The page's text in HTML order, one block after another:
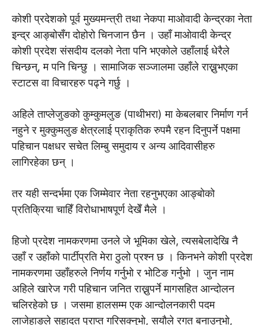
कोशी प्रदेशको पूर्व मुख्यमन्त्री तथा नेकपा माओवादी केन्द्रका नेता
इन्द्र आङ्बोसँग दोहोरो चिनजान छैन । उहाँ माओवादी केन्द्र
कोशी प्रदेश संसदीय दलको नेता पनि भएकोले उहाँलाई धेरैले
चिन्छन्, म पनि चिन्छु । सामाजिक सञ्जालमा उहाँले राख्नुभएका
स्टाटस वा विचारहरु पढ्ने गर्छु ।
अहिले ताप्लेजुङको कुम्कुमलुङ (पाथीभरा) मा केबलबार निर्माण गर्न
नहुने र मुक्कुमलुङ क्षेत्रलाई प्राकृतिक रुपमै रहन दिनुपर्ने पक्षमा
पहिचान पक्षधर सचेत लिम्बु समुदाय र अन्य आदिवासीहरु
लागिरहेका छन् ।
तर यही सन्दर्भमा एक जिम्मेवार नेता रहनुभएका आङ्बोको
प्रतिक्रिया चाहिँ विरोधाभाषपूर्ण देखेँ मैले ।
हिजो प्रदेश नामकरणमा उनले जे भूमिका खेले, त्यसबेलादेखि नै
उहाँ र उहाँको पार्टीप्रति मेरा ठुलो प्रश्न छ । किनभने कोशी प्रदेश
नामकरणमा उहाँहरुले निर्णय गर्नुभो र भोटिङ गर्नुभो । जुन नाम
अहिले खारेज गरी पहिचान जनित राख्नुपर्ने मागसहित आन्दोलन
चलिरहेको छ । जसमा हालसम्म एक आन्दोलनकारी पदम
लाजेहाङले सहादत प्राप्त गरिसक्नुभो, सयौले रगत बनाउनुभो,